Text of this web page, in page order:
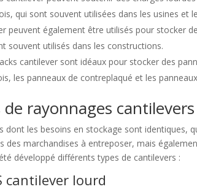
qui sont souvent utilisées dans les usines et
peuvent également être utilisés pour stocker
souvent utilisés dans les constructions.
cantilever sont idéaux pour stocker des
les panneaux de contreplaqué et les panneaux
rayonnages cantilevers
dont les besoins en stockage sont identiques,
des marchandises à entreposer, mais
développé différents types de cantilevers :
cantilever lourd